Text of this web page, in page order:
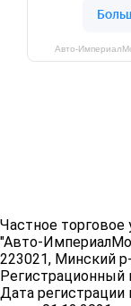
Авто-
Частное торговое
"Авто-
223021, Минский
Регистрационный
Дата